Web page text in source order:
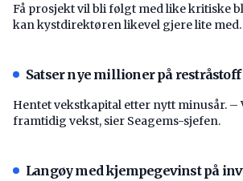
Få prosjekt vil bli følgt med like kritiske
kan kystdirektøren likevel gjere lite med.
Satser nye millioner på restråstoff
Hentet vekstkapital etter nytt minusår. –
framtidig vekst, sier Seagems-sjefen.
Langøy med kjempegevinst på